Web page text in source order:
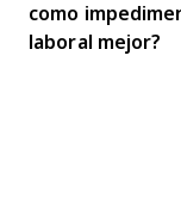
como
laboral mejor?